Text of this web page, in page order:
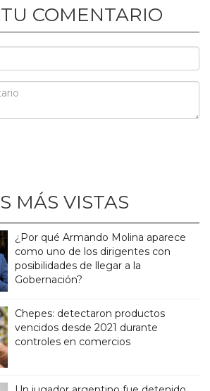
COMENTARIO
MÁS VISTAS
¿Por qué Armando Molina aparece
como uno de los dirigentes con
posibilidades de llegar a la
Gobernación?
Chepes: detectaron productos
vencidos desde 2021 durante
controles en comercios